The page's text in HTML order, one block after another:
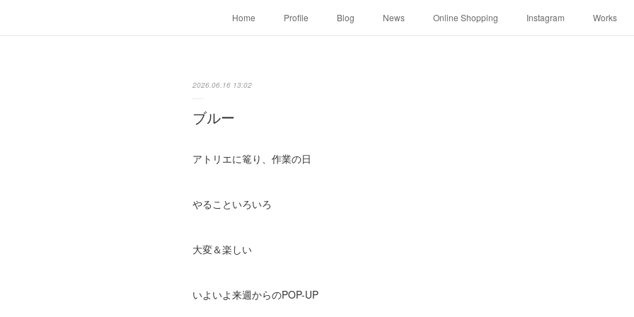
Home Profile Blog News Online Shopping Instagram Works
2026.06.16 13:02
ブルー
アトリエに篭り、作業の日
やることいろいろ
大変＆楽しい
いよいよ来週からのPOP-UP